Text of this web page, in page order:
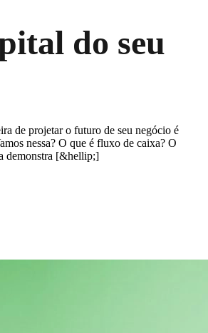
do seu
de projetar o futuro de seu negócio é
nessa? O que é fluxo de caixa? O
demonstra [&hellip;]